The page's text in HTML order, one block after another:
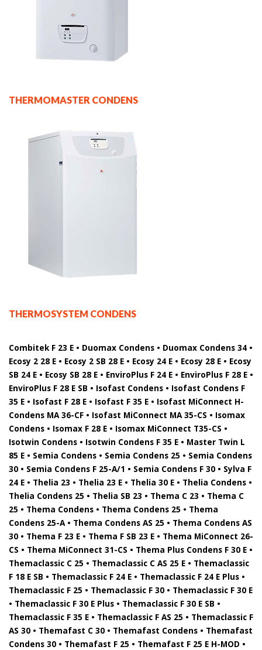
THERMOMASTER CONDENS
THERMOSYSTEM CONDENS
Combitek F 23 E • Duomax Condens • Duomax Condens 34 •
Ecosy 2 28 E • Ecosy 2 SB 28 E • Ecosy 24 E • Ecosy 28 E • Ecosy
SB 24 E • Ecosy SB 28 E • EnviroPlus F 24 E • EnviroPlus F 28 E •
EnviroPlus F 28 E SB • Isofast Condens • Isofast Condens F
35 E • Isofast F 28 E • Isofast F 35 E • Isofast MiConnect H-
Condens MA 36-CF • Isofast MiConnect MA 35-CS • Isomax
Condens • Isomax F 28 E • Isomax MiConnect T35-CS •
Isotwin Condens • Isotwin Condens F 35 E • Master Twin L
85 E • Semia Condens • Semia Condens 25 • Semia Condens
30 • Semia Condens F 25-A/1 • Semia Condens F 30 • Sylva F
24 E • Thelia 23 • Thelia 23 E • Thelia 30 E • Thelia Condens •
Thelia Condens 25 • Thelia SB 23 • Thema C 23 • Thema C
25 • Thema Condens • Thema Condens 25 • Thema
Condens 25-A • Thema Condens AS 25 • Thema Condens AS
30 • Thema F 23 E • Thema F SB 23 E • Thema MiConnect 26-
CS • Thema MiConnect 31-CS • Thema Plus Condens F 30 E •
Themaclassic C 25 • Themaclassic C AS 25 E • Themaclassic
F 18 E SB • Themaclassic F 24 E • Themaclassic F 24 E Plus •
Themaclassic F 25 • Themaclassic F 30 • Themaclassic F 30 E
• Themaclassic F 30 E Plus • Themaclassic F 30 E SB •
Themaclassic F 35 E • Themaclassic F AS 25 • Themaclassic F
AS 30 • Themafast C 30 • Themafast Condens • Themafast
Condens 30 • Themafast F 25 • Themafast F 25 E H-MOD •